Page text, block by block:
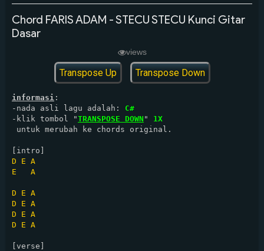
Chord FARIS ADAM - STECU STECU Kunci Gitar
Dasar
views
Transpose Up Transpose Down
informasi :
-nada asli lagu adalah: C#
-klik tombol "TRANSPOSE DOWN " 1X
untuk merubah ke chords original.
D
E A
E
A
D E A
D
E A
D
E A
D
E A
[verse]